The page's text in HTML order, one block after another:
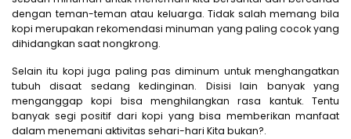
dengan teman-teman atau keluarga. Tidak salah memang bila
kopi merupakan rekomendasi minuman yang paling cocok yang
dihidangkan saat nongkrong.
Selain itu kopi juga paling pas diminum untuk menghangatkan
tubuh disaat sedang kedinginan. Disisi lain banyak yang
menganggap kopi bisa menghilangkan rasa kantuk. Tentu
banyak segi positif dari kopi yang bisa memberikan manfaat
dalam menemani aktivitas sehari-hari Kita bukan?.